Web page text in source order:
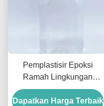
Pemplastisir Epoksi
Ramah Lingkungan
Viskositas Rendah
Pemplastisir ESBO
Dapatkan Harga Terbaik